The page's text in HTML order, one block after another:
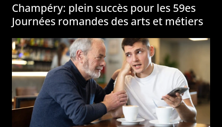
Champéry: plein succès pour les 59es
Journées romandes des arts et métiers